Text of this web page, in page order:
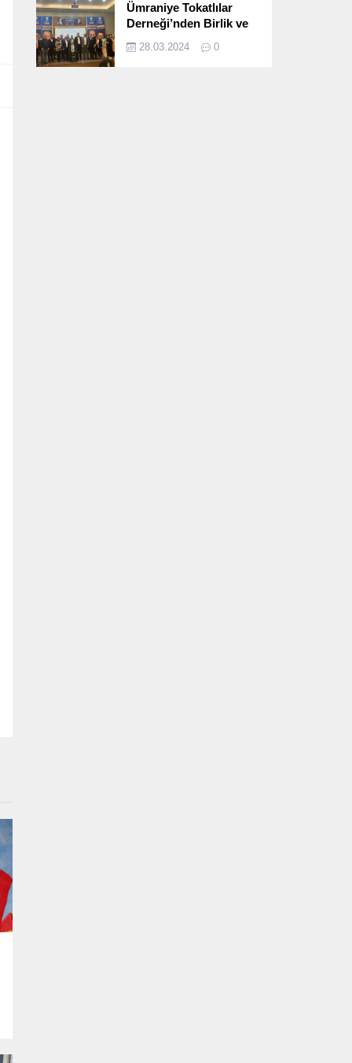
Ümraniye Tokatlılar
Derneği’nden Birlik ve
Programı
28.03.2024 0